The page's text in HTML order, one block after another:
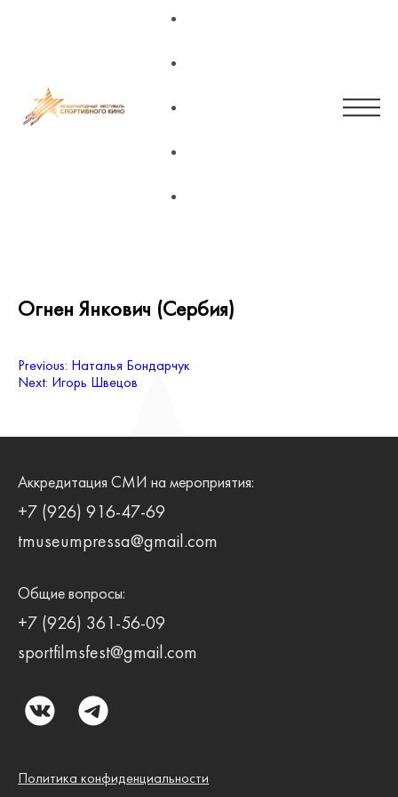
Огнен Янкович (Сербия)
Навигация
по
Previous: Наталья Бондарчук
Next: Игорь Швецов
Аккредитация СМИ на мероприятия:
+7 (926) 916-47-69
tmuseumpressa@gmail.com
Общие вопросы:
+7 (926) 361-56-09
sportfilmsfest@gmail.com
Политика конфиденциальности